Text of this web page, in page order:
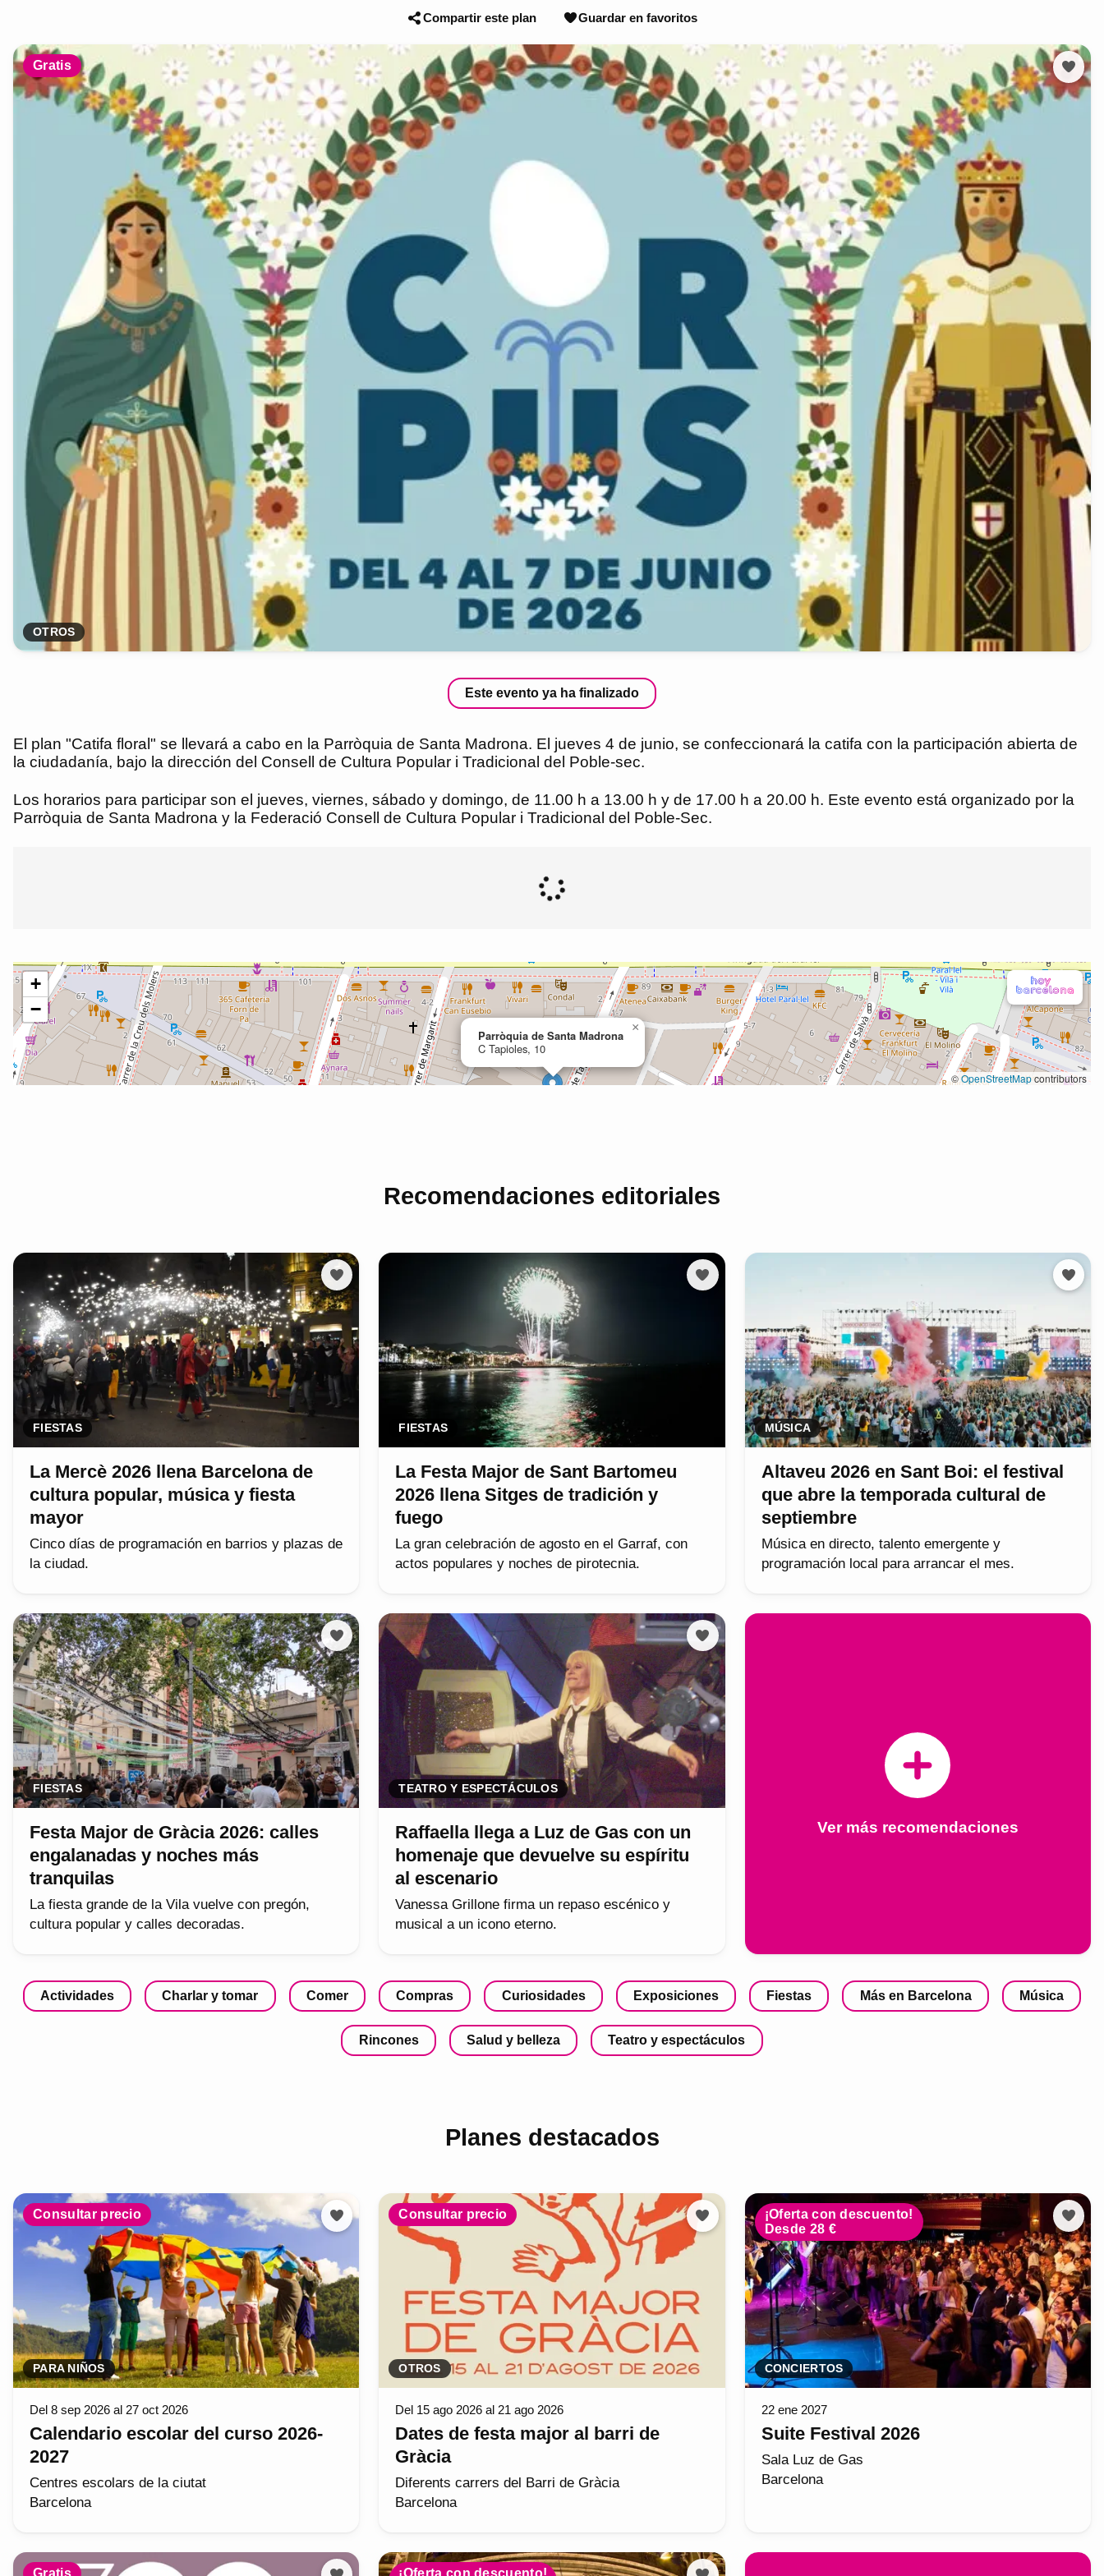
Compartir este plan Guardar en favoritos
Gratis
OTROS
Este evento ya ha finalizado
El plan "Catifa floral" se llevará a cabo en la Parròquia de Santa Madrona. El jueves 4 de junio, se confeccionará la catifa con la participación abierta de
la ciudadanía, bajo la dirección del Consell de Cultura Popular i Tradicional del Poble-sec.
Los horarios para participar son el jueves, viernes, sábado y domingo, de 11.00 h a 13.00 h y de 17.00 h a 20.00 h. Este evento está organizado por la
Parròquia de Santa Madrona y la Federació Consell de Cultura Popular i Tradicional del Poble-Sec.
Recomendaciones editoriales
FIESTAS
La Mercè 2026 llena Barcelona de
cultura popular, música y fiesta
mayor
Cinco días de programación en barrios y plazas de
la ciudad.
FIESTAS
La Festa Major de Sant Bartomeu
2026 llena Sitges de tradición y
fuego
La gran celebración de agosto en el Garraf, con
actos populares y noches de pirotecnia.
MÚSICA
Altaveu 2026 en Sant Boi: el festival
que abre la temporada cultural de
septiembre
Música en directo, talento emergente y
programación local para arrancar el mes.
FIESTAS
Festa Major de Gràcia 2026: calles
engalanadas y noches más
tranquilas
La fiesta grande de la Vila vuelve con pregón,
cultura popular y calles decoradas.
TEATRO Y ESPECTÁCULOS
Raffaella llega a Luz de Gas con un
homenaje que devuelve su espíritu
al escenario
Vanessa Grillone firma un repaso escénico y
musical a un icono eterno.
Ver más recomendaciones
Actividades Charlar y tomar Comer Compras Curiosidades Exposiciones Fiestas Más en Barcelona Música
Rincones Salud y belleza Teatro y espectáculos
Planes destacados
Consultar precio
PARA NIÑOS
Del 8 sep 2026 al 27 oct 2026
Calendario escolar del curso 2026-
2027
Centres escolars de la ciutat
Barcelona
Consultar precio
OTROS
Del 15 ago 2026 al 21 ago 2026
Dates de festa major al barri de
Gràcia
Diferents carrers del Barri de Gràcia
Barcelona
¡Oferta con descuento!
Desde 28 €
CONCIERTOS
22 ene 2027
Suite Festival 2026
Sala Luz de Gas
Barcelona
Gratis ¡Oferta con descuento!